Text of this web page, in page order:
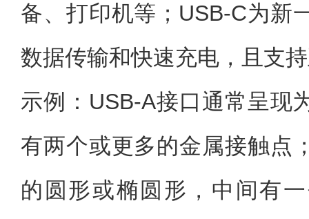
备、打印机等；USB-C为新
数据传输和快速充电，且支
示例：USB-A接口通常呈现
有两个或更多的金属接触点
的圆形或椭圆形，中间有